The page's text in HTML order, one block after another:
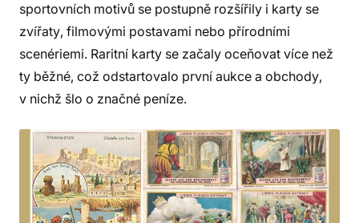
sportovních motivů se postupně rozšířily i karty se
zvířaty, filmovými postavami nebo přírodními
scenériemi. Raritní karty se začaly oceňovat více než
ty běžné, což odstartovalo první aukce a obchody,
v nichž šlo o značné peníze.